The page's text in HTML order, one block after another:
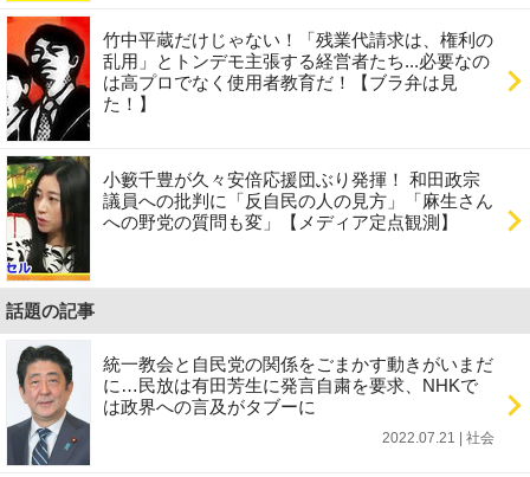
竹中平蔵だけじゃない！「残業代請求は、権利の
乱用」とトンデモ主張する経営者たち...必要なの
は高プロでなく使用者教育だ！【ブラ弁は見
た！】
小籔千豊が久々安倍応援団ぶり発揮！ 和田政宗
議員への批判に「反自民の人の見方」「麻生さん
への野党の質問も変」【メディア定点観測】
話題の記事
統一教会と自民党の関係をごまかす動きがいまだ
に…民放は有田芳生に発言自粛を要求、NHKで
は政界への言及がタブーに
2022.07.21 | 社会